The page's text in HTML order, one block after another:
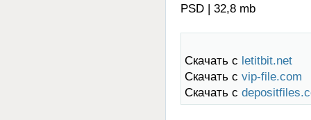
PSD | 32,8 mb
Скачать с letitbit.net
Скачать с vip-file.com
Скачать с